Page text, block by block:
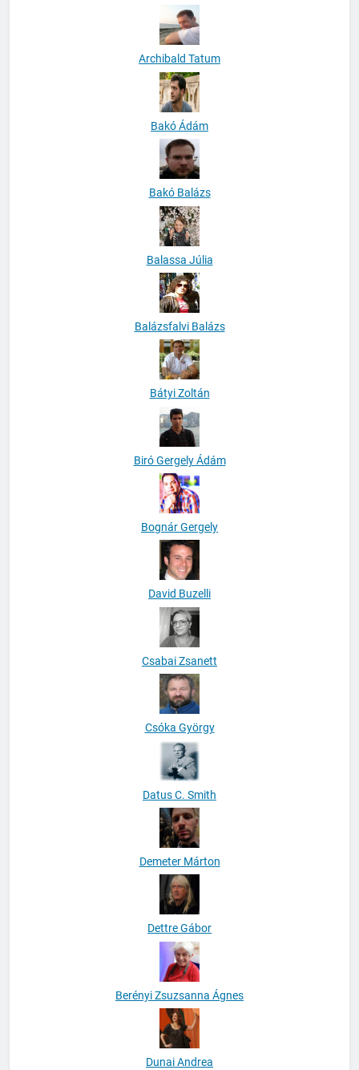
Archibald Tatum
Bakó Ádám
Bakó Balázs
Balassa Júlia
Balázsfalvi Balázs
Bátyi Zoltán
Biró Gergely Ádám
Bognár Gergely
David Buzelli
Csabai Zsanett
Csóka György
Datus C. Smith
Demeter Márton
Dettre Gábor
Berényi Zsuzsanna Ágnes
Dunai Andrea